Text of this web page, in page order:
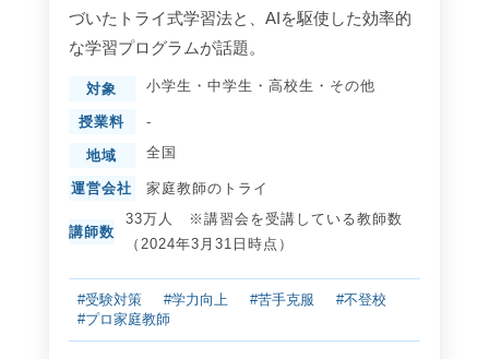
づいたトライ式学習法と、AIを駆使した効率的
な学習プログラムが話題。
対象 小学生 ・ 中学生 ・ 高校生 ・ その他
授業料 -
地域 全国
運営会社 家庭教師のトライ
講師数
33万人 ※講習会を受講している教師数
（2024年3月31日時点）
#受験対策 #学力向上 #苦手克服
#不登校
#プロ家庭教師